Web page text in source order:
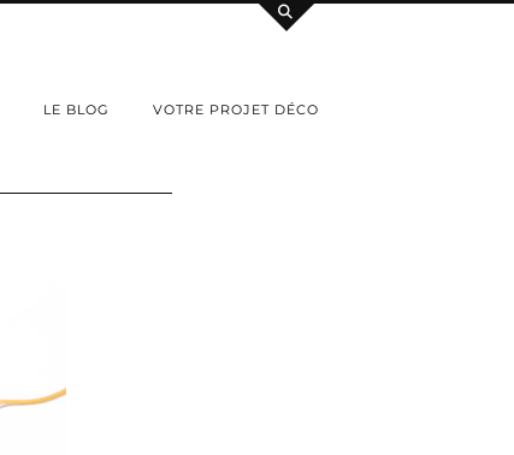
LE BLOG VOTRE PROJET DÉCO